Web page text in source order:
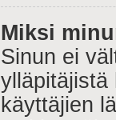
Miksi
Sinun ei
ylläpitäjistä
käyttäjien